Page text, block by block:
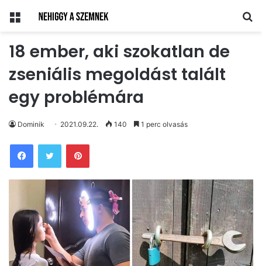
Menü
18 ember, aki szokatlan de
zseniális megoldást talált
egy problémára
Dominik 2021.09.22. 140 1 perc olvasás
Pinterest